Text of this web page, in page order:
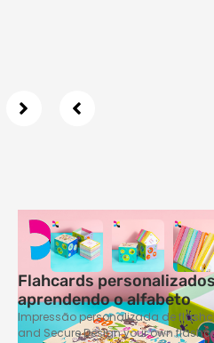
Flahcards
aprendendo o alfabeto
Impressão personalizada de
and Secure Design your own